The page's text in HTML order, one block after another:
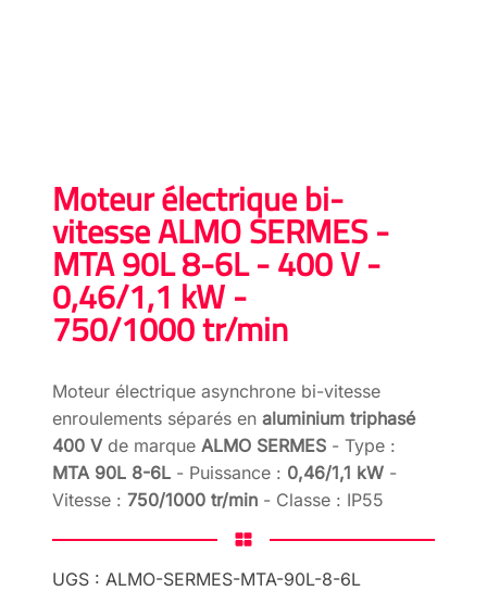
Moteur électrique bi-
vitesse ALMO SERMES -
MTA 90L 8-6L - 400 V -
0,46/1,1 kW -
750/1000 tr/min
Moteur électrique asynchrone bi-vitesse
enroulements séparés en aluminium triphasé
400 V de marque ALMO SERMES - Type :
MTA 90L 8-6L - Puissance : 0,46/1,1 kW -
Vitesse : 750/1000 tr/min - Classe : IP55
UGS : ALMO-SERMES-MTA-90L-8-6L